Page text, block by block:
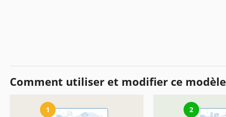
Comment utiliser et modifier ce modèle
1 2